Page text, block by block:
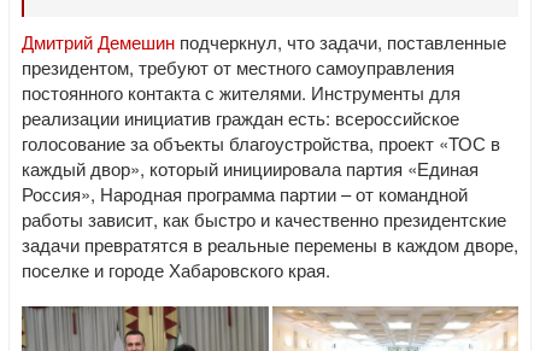
Дмитрий Демешин подчеркнул, что задачи, поставленные
президентом, требуют от местного самоуправления
постоянного контакта с жителями. Инструменты для
реализации инициатив граждан есть: всероссийское
голосование за объекты благоустройства, проект «ТОС в
каждый двор», который инициировала партия «Единая
Россия», Народная программа партии – от командной
работы зависит, как быстро и качественно президентские
задачи превратятся в реальные перемены в каждом дворе,
поселке и городе Хабаровского края.